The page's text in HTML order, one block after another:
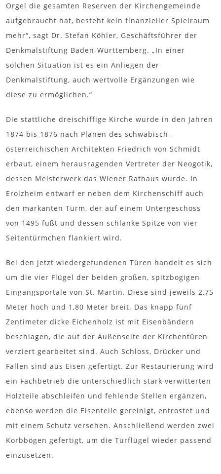
Orgel die gesamten Reserven der Kirchengemeinde
aufgebraucht hat, besteht kein finanzieller Spielraum
mehr“, sagt Dr. Stefan Köhler, Geschäftsführer der
Denkmalstiftung Baden-Württemberg. „In einer
solchen Situation ist es ein Anliegen der
Denkmalstiftung, auch wertvolle Ergänzungen wie
diese zu ermöglichen.“
Die stattliche dreischiffige Kirche wurde in den Jahren
1874 bis 1876 nach Plänen des schwäbisch-
österreichischen Architekten Friedrich von Schmidt
erbaut, einem herausragenden Vertreter der Neogotik,
dessen Meisterwerk das Wiener Rathaus wurde. In
Erolzheim entwarf er neben dem Kirchenschiff auch
den markanten Turm, der auf einem Untergeschoss
von 1495 fußt und dessen schlanke Spitze von vier
Seitentürmchen flankiert wird.
Bei den jetzt wiedergefundenen Türen handelt es sich
um die vier Flügel der beiden großen, spitzbogigen
Eingangsportale von St. Martin. Diese sind jeweils 2,75
Meter hoch und 1,80 Meter breit. Das knapp fünf
Zentimeter dicke Eichenholz ist mit Eisenbändern
beschlagen, die auf der Außenseite der Kirchentüren
verziert gearbeitet sind. Auch Schloss, Drücker und
Fallen sind aus Eisen gefertigt. Zur Restaurierung wird
ein Fachbetrieb die unterschiedlich stark verwitterten
Holzteile abschleifen und fehlende Stellen ergänzen,
ebenso werden die Eisenteile gereinigt, entrostet und
mit einem Schutz versehen. Anschließend werden zwei
Korbbögen gefertigt, um die Türflügel wieder passend
einzusetzen.